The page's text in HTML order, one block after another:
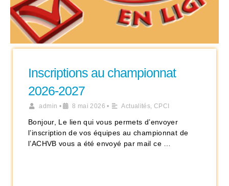
Inscriptions au championnat
2026-2027
admin • 8 mai 2026 • Actualités, CPCI
Bonjour, Le lien qui vous permets d’envoyer
l’inscription de vos équipes au championnat de
l’ACHVB vous a été envoyé par mail ce …